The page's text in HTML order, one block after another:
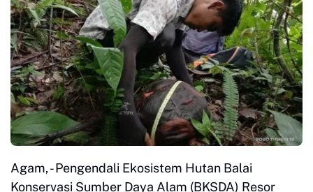
Agam, - Pengendali Ekosistem Hutan Balai
Konservasi Sumber Daya Alam (BKSDA) Resor